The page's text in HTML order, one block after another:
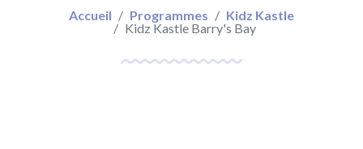
Accueil Programmes
Kidz Kastle
Kidz Kastle Barry's Bay